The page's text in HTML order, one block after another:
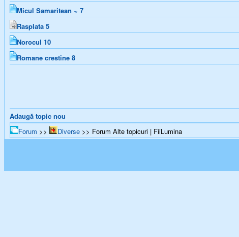
Micul Samaritean ~ 7
Rasplata 5
Norocul 10
Romane crestine 8
Adaugă topic nou
Forum >> Diverse >> Forum Alte topicuri | FiiLumina